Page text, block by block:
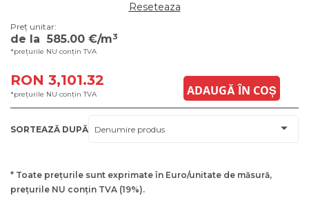
Reseteaza
Preț unitar:
de la 585.00 €/m3
*prețurile NU conțin TVA
RON 3,101.32
*prețurile NU conțin TVA ADAUGĂ ÎN COȘ
SORTEAZĂ DUPĂ
* Toate prețurile sunt exprimate în Euro/unitate de măsură,
prețurile NU conțin TVA (19%).